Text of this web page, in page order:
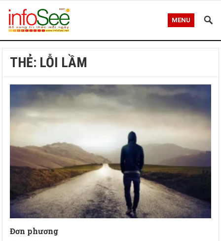
MENU
THẺ: LỖI LẦM
Đơn phương